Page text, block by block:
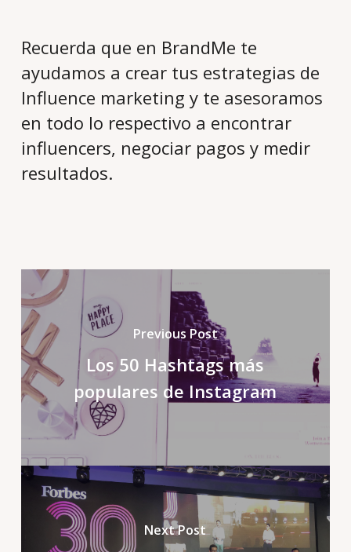
Recuerda que en BrandMe te
ayudamos a crear tus estrategias de
Influence marketing y te asesoramos
en todo lo respectivo a encontrar
influencers, negociar pagos y medir
resultados.
Previous Post
Los 50 Hashtags más
populares de Instagram
Next Post